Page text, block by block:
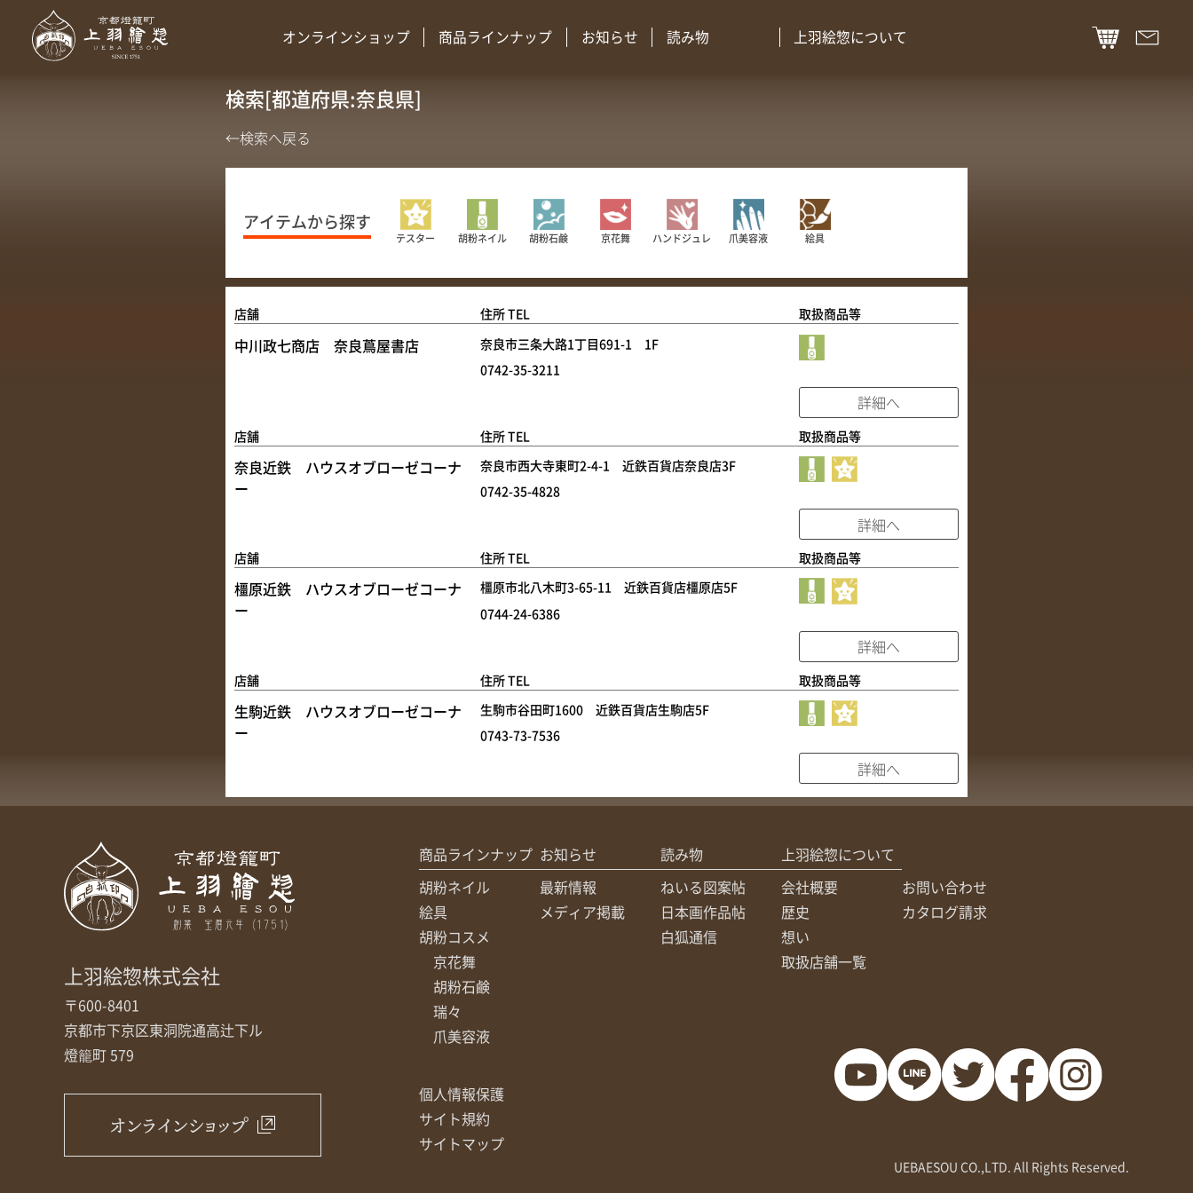
オンラインショップ 商品ラインナップ お知らせ 読み物 上羽絵惣について
検索[都道府県:奈良県]
←検索へ戻る
アイテムから探す
テスター 胡粉ネイル 胡粉石鹸 京花舞 ハンドジュレ 爪美容液 絵具
店舗
中川政七商店 奈良蔦屋書店
住所 TEL
奈良市三条大路1丁目691-1 1F
0742-35-3211
取扱商品等
詳細へ
店舗
奈良近鉄 ハウスオブローゼコーナ
ー
住所 TEL
奈良市西大寺東町2-4-1 近鉄百貨店奈良店3F
0742-35-4828
取扱商品等
詳細へ
店舗
橿原近鉄 ハウスオブローゼコーナ
ー
住所 TEL
橿原市北八木町3-65-11 近鉄百貨店橿原店5F
0744-24-6386
取扱商品等
詳細へ
店舗
生駒近鉄 ハウスオブローゼコーナ
ー
住所 TEL
生駒市谷田町1600 近鉄百貨店生駒店5F
0743-73-7536
取扱商品等
詳細へ
上羽絵惣株式会社
〒600-8401
京都市下京区東洞院通高辻下ル
燈籠町 579
オンラインショップ
商品ラインナップ
胡粉ネイル
絵具
胡粉コスメ
京花舞
胡粉石鹸
瑞々
爪美容液
お知らせ
最新情報
メディア掲載
読み物
ねいる図案帖
日本画作品帖
白狐通信
上羽絵惣について
会社概要
歴史
想い
取扱店舗一覧
お問い合わせ
カタログ請求
個人情報保護
サイト規約
サイトマップ
UEBAESOU CO.,LTD. All Rights Reserved.